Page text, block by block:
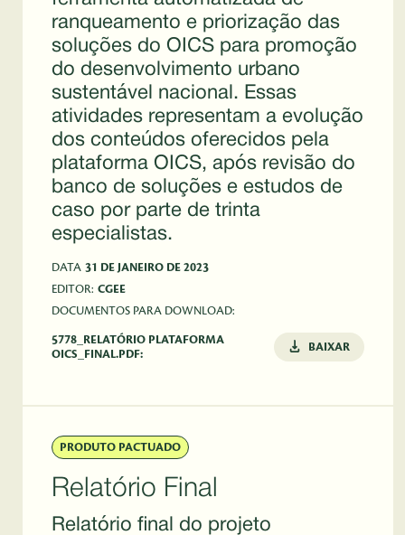
ranqueamento e priorização das
soluções do OICS para promoção
do desenvolvimento urbano
sustentável nacional. Essas
atividades representam a evolução
dos conteúdos oferecidos pela
plataforma OICS, após revisão do
banco de soluções e estudos de
caso por parte de trinta
especialistas.
DATA 31 DE JANEIRO DE 2023
EDITOR: CGEE
DOCUMENTOS PARA DOWNLOAD:
5778_RELATÓRIO PLATAFORMA
OICS_FINAL.PDF:
BAIXAR
PRODUTO PACTUADO
Relatório Final
Relatório final do projeto